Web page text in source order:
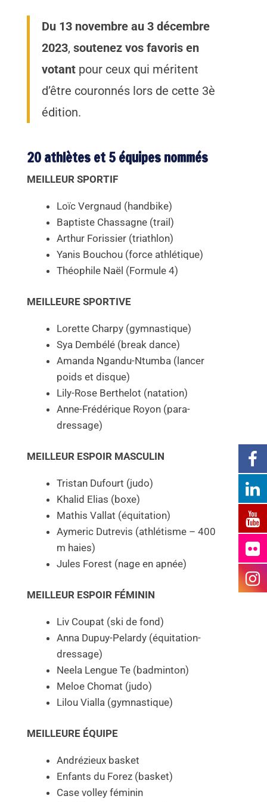
Du 13 novembre au 3 décembre
2023,soutenez vos favoris en
votant pour ceux qui méritent
d’être couronnés lors de cette 3è
édition.
20 athlètes et 5 équipes nommés
MEILLEUR SPORTIF
Loïc Vergnaud (handbike)
Baptiste Chassagne (trail)
Arthur Forissier (triathlon)
Yanis Bouchou (force athlétique)
Théophile Naël (Formule 4)
MEILLEURE SPORTIVE
Lorette Charpy (gymnastique)
Sya Dembélé (break dance)
Amanda Ngandu-Ntumba (lancer
poids et disque)
Lily-Rose Berthelot (natation)
Anne-Frédérique Royon (para-
dressage)
MEILLEUR ESPOIR MASCULIN
Tristan Dufourt (judo)
Khalid Elias (boxe)
Mathis Vallat (équitation)
Aymeric Dutrevis (athlétisme – 400
m haies)
Jules Forest (nage en apnée)
MEILLEUR ESPOIR FÉMININ
Liv Coupat (ski de fond)
Anna Dupuy-Pelardy (équitation-
dressage)
Neela Lengue Te (badminton)
Meloe Chomat (judo)
Lilou Vialla (gymnastique)
MEILLEURE ÉQUIPE
Andrézieux basket
Enfants du Forez (basket)
Case volley féminin